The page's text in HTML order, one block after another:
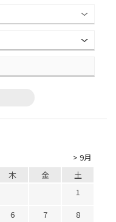
> 9月
木 金
土
1
6 7
8